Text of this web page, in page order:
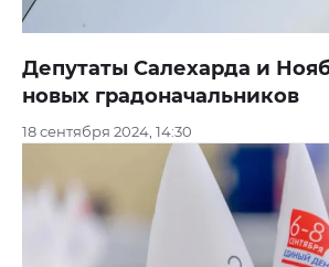
Депутаты Салехарда и
новых градоначальников
18 сентября 2024, 14:30